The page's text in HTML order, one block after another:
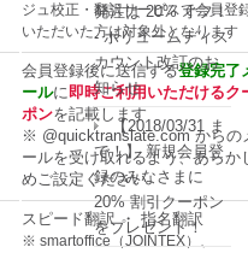
ジュ校正・翻訳サービスで会員登
いただいた方は対象外となります
会員登録後に送信する登録完了
ールに即時ご利用いただけるク
ポンを記載します
※ @quicktranslate.com からの
ールを受け取れるよう、あらか
めご設定ください
スピード翻訳 ・ 指名翻訳
※ smartoffice（JOINTEX）、
発注は 20% オフ！
- ボリュームディス
カウント改訂のお
知らせ
【2018/03/31 ま
で！】 新規会員登
録のみなさまに
20% 割引クーポン
をプレゼント！